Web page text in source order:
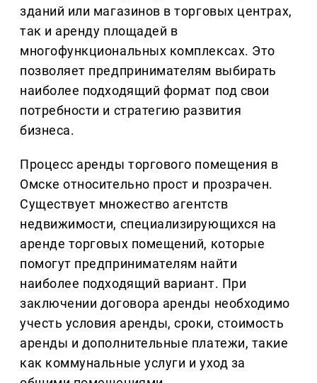
зданий или магазинов в торговых центрах,
так и аренду площадей в
многофункциональных комплексах. Это
позволяет предпринимателям выбирать
наиболее подходящий формат под свои
потребности и стратегию развития
бизнеса.
Процесс аренды торгового помещения в
Омске относительно прост и прозрачен.
Существует множество агентств
недвижимости, специализирующихся на
аренде торговых помещений, которые
помогут предпринимателям найти
наиболее подходящий вариант. При
заключении договора аренды необходимо
учесть условия аренды, сроки, стоимость
аренды и дополнительные платежи, такие
как коммунальные услуги и уход за